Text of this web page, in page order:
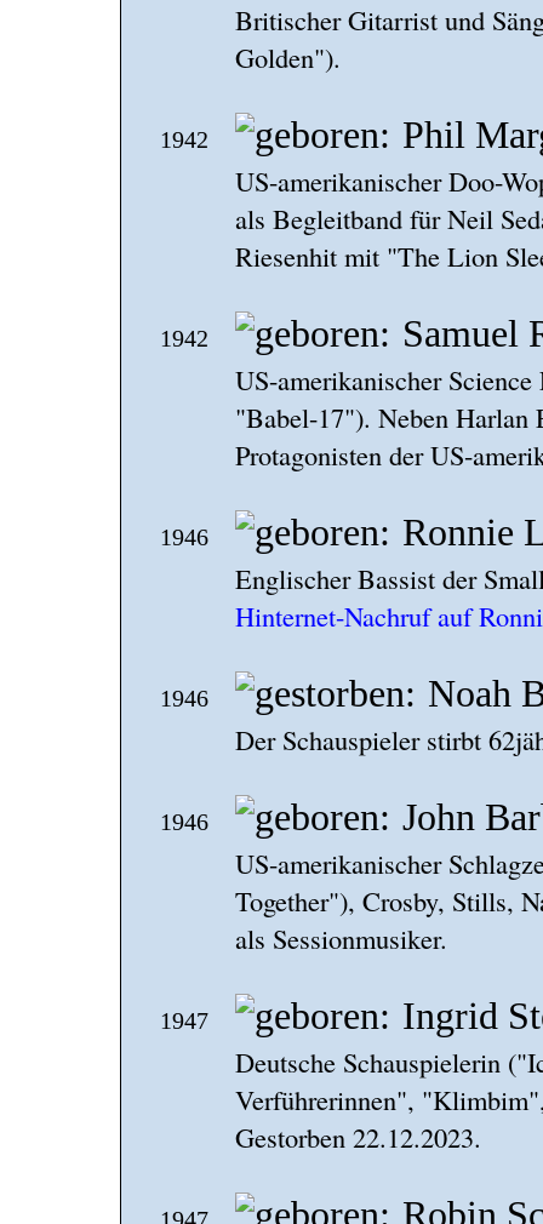
Britischer Gitarrist und
Golden").
1942 Phil
US-amerikanischer Doo-
als Begleitband für Neil
Riesenhit mit "The Lion
1942 Samuel
US-amerikanischer
"Babel-17"). Neben Harlan
Protagonisten der US-
1946 Ronnie
Englischer Bassist der
Hinternet-Nachruf auf
1946 Noah
Der Schauspieler stirbt
1946 John
US-amerikanischer
Together"), Crosby, Stills,
als Sessionmusiker.
1947 Ingrid
Deutsche Schauspielerin
Verführerinnen",
Gestorben 22.12.2023.
Robin